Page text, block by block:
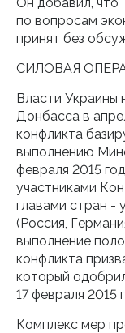
по вопросам
принят без
СИЛОВАЯ
Власти Украины
Донбасса в
конфликта
выполнению
февраля 2015
участниками
главами стран -
(Россия,
выполнение
конфликта
который
17 февраля 2015
Комплекс мер